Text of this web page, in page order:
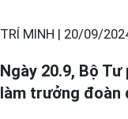
TRÍ MINH | 20/09/
Ngày 20.9, Bộ
làm trưởng đoàn